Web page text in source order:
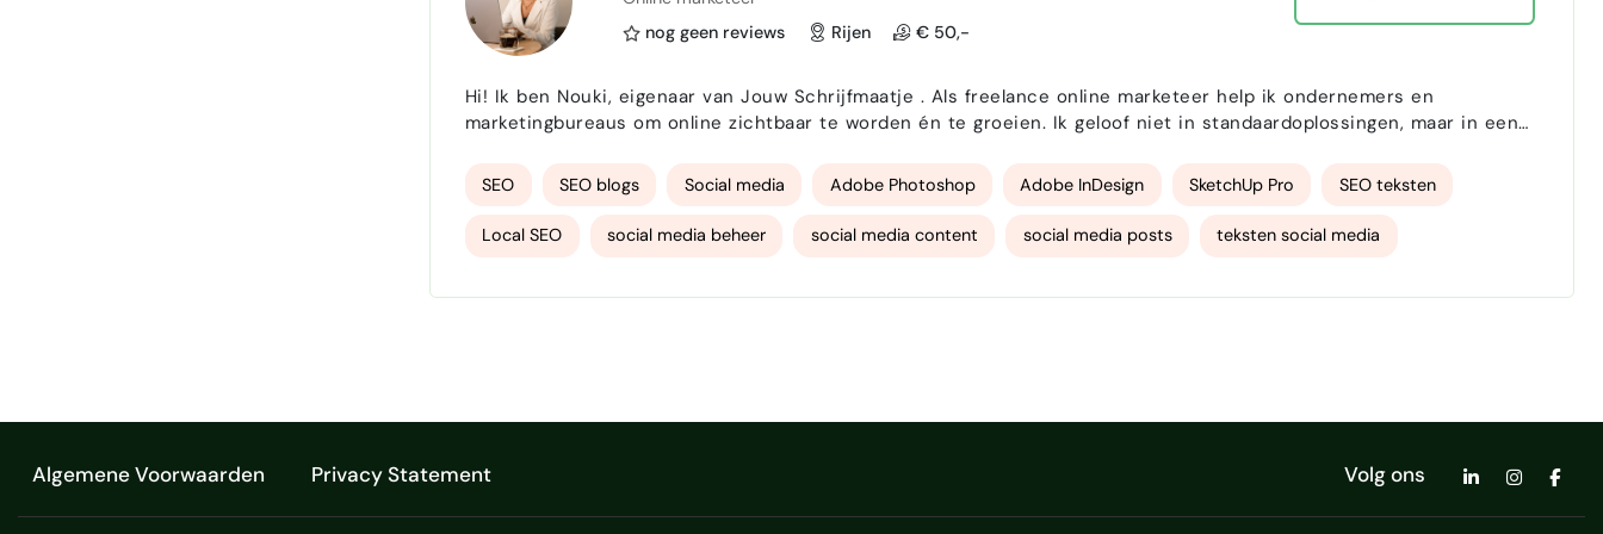
nog geen reviews
Rijen € 50,-
Hi! Ik ben Nouki, eigenaar van Jouw Schrijfmaatje . Als freelance online marketeer help ik ondernemers en
marketingbureaus om online zichtbaar te worden én te groeien. Ik geloof niet in standaardoplossingen, maar in een
media strategie en beheer Contentcreatie (Instagram, F…
SEO SEO blogs Social media Adobe Photoshop Adobe InDesign SketchUp Pro SEO teksten
Local SEO social media beheer social media content social media posts teksten social media
Algemene Voorwaarden Privacy Statement Volg ons